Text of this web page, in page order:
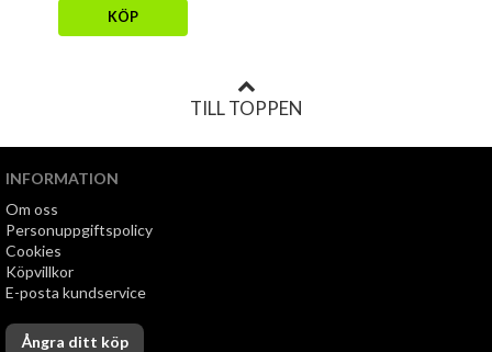
KÖP
TILL TOPPEN
INFORMATION
Om oss
Personuppgiftspolicy
Cookies
Köpvillkor
E-posta kundservice
Ångra ditt köp